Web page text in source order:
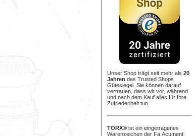
Unser Shop trägt seit mehr als 20
Jahren das Trusted Shops
Gütesiegel. Sie können darauf
vertrauen, dass wir vor, während
und nach dem Kauf alles für Ihre
Zufriedenheit tun.
TORX® ist ein eingetragenes
Warenzeichen der Fa.Acument